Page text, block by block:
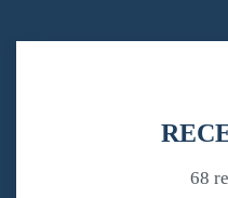
68